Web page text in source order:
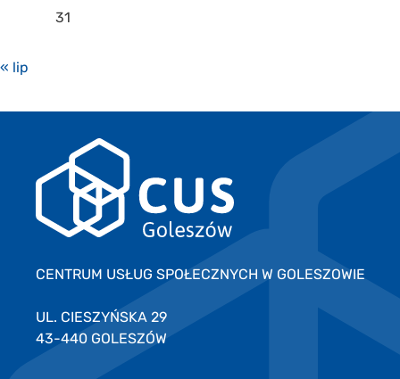
31
« lip
CENTRUM USŁUG SPOŁECZNYCH W GOLESZOWIE
UL. CIESZYŃSKA 29
43-440 GOLESZÓW